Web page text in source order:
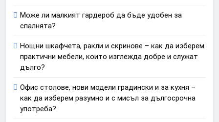
Може ли малкият гардероб да бъде удобен за
спалнята?
Нощни шкафчета, ракли и скринове – как да изберем
практични мебели, които изглежда добре и служат
дълго?
Офис столове, нови модели градински и за кухня –
как да изберем разумно и с мисъл за дългосрочна
употреба?